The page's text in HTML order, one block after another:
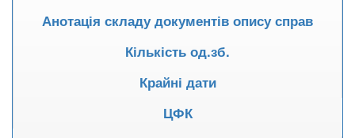
Анотація складу документів опису справ
Кількість од.зб.
Крайні дати
ЦФК